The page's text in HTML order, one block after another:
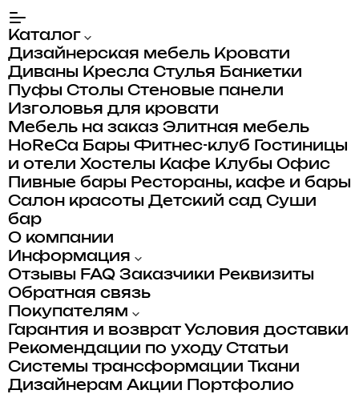
Каталог
Дизайнерская мебель Кровати
Диваны Кресла Стулья Банкетки
Пуфы Столы Стеновые панели
Изголовья для кровати
Мебель на заказ Элитная мебель
HoReCa Бары Фитнес-клуб
Гостиницы
и отели Хостелы Кафе Клубы Офис
Пивные бары Рестораны, кафе и бары
Салон красоты Детский сад Суши
бар
О компании
Информация
Отзывы FAQ Заказчики Реквизиты
Обратная связь
Покупателям
Гарантия и возврат Условия доставки
Рекомендации по уходу Статьи
Системы трансформации
Ткани
Дизайнерам Акции
Портфолио